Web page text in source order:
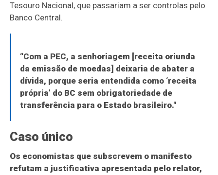
Tesouro Nacional, que passariam a ser controlas pelo
Banco Central.
“Com a PEC, a senhoriagem [receita oriunda
da emissão de moedas] deixaria de abater a
dívida, porque seria entendida como ‘receita
própria’ do BC sem obrigatoriedade de
transferência para o Estado brasileiro."
Caso único
Os economistas que subscrevem o manifesto
refutam a justificativa apresentada pelo relator,